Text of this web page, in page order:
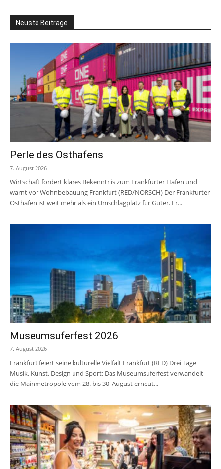
Neuste Beiträge
Perle des Osthafens
7. August 2026
Wirtschaft fordert klares Bekenntnis zum Frankfurter Hafen und
warnt vor Wohnbebauung Frankfurt (RED/NORSCH) Der Frankfurter
Osthafen ist weit mehr als ein Umschlagplatz für Güter. Er...
Museumsuferfest 2026
7. August 2026
Frankfurt feiert seine kulturelle Vielfalt Frankfurt (RED) Drei Tage
Musik, Kunst, Design und Sport: Das Museumsuferfest verwandelt
die Mainmetropole vom 28. bis 30. August erneut...